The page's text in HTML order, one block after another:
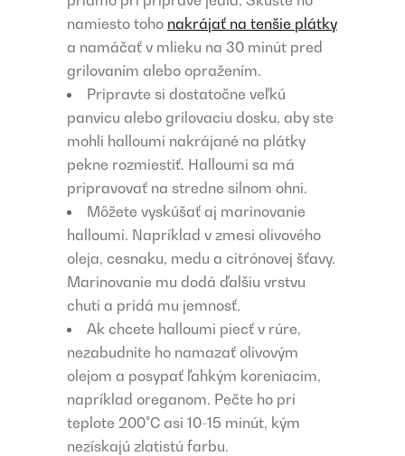
namiesto toho nakrájať na tenšie plátky
a namáčať v mlieku na 30 minút pred
grilovaním alebo opražením.
Pripravte si dostatočne veľkú
panvicu alebo grilovaciu dosku, aby ste
mohli halloumi nakrájané na plátky
pekne rozmiestiť. Halloumi sa má
pripravovať na stredne silnom ohni.
Môžete vyskúšať aj marinovanie
halloumi. Napríklad v zmesi olivového
oleja, cesnaku, medu a citrónovej šťavy.
Marinovanie mu dodá ďalšiu vrstvu
chuti a pridá mu jemnosť.
Ak chcete halloumi piecť v rúre,
nezabudnite ho namazať olivovým
olejom a posypať ľahkým koreniacim,
napríklad oreganom. Pečte ho pri
teplote 200°C asi 10-15 minút, kým
nezískajú zlatistú farbu.